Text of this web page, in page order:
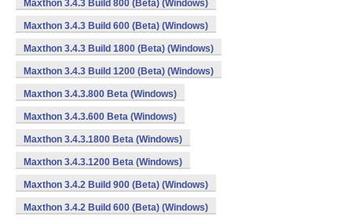
Maxthon 3.4.3 Build 800 (Beta) (Windows)
Maxthon 3.4.3 Build 600 (Beta) (Windows)
Maxthon 3.4.3 Build 1800 (Beta) (Windows)
Maxthon 3.4.3 Build 1200 (Beta) (Windows)
Maxthon 3.4.3.800 Beta (Windows)
Maxthon 3.4.3.600 Beta (Windows)
Maxthon 3.4.3.1800 Beta (Windows)
Maxthon 3.4.3.1200 Beta (Windows)
Maxthon 3.4.2 Build 900 (Beta) (Windows)
Maxthon 3.4.2 Build 600 (Beta) (Windows)